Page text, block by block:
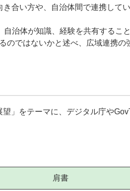
合い方や、自治体間で連携して
治体が知識、経験を共有するこ
のではないかと述べ、広域連携の
」をテーマに、デジタル庁や
肩書